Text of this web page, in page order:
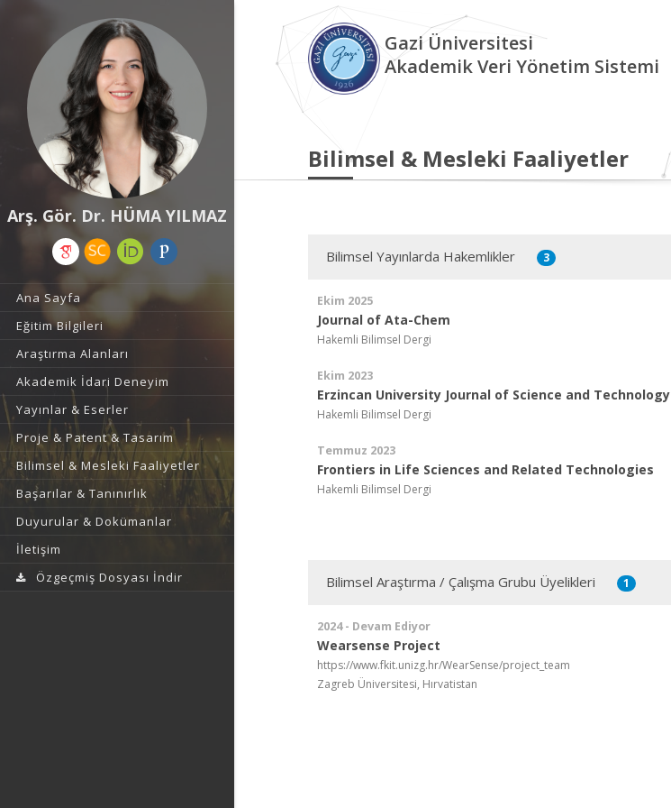
Arş. Gör. Dr. HÜMA YILMAZ
Ana Sayfa
Eğitim Bilgileri
Araştırma Alanları
Akademik İdari Deneyim
Yayınlar & Eserler
Proje & Patent & Tasarım
Bilimsel & Mesleki Faaliyetler
Başarılar & Tanınırlık
Duyurular & Dokümanlar
İletişim
Özgeçmiş Dosyası İndir
Gazi Üniversitesi
Akademik Veri Yönetim Sistemi
Bilimsel & Mesleki Faaliyetler
Bilimsel Yayınlarda Hakemlikler 3
Ekim 2025
Journal of Ata-Chem
Hakemli Bilimsel Dergi
Ekim 2023
Erzincan University Journal of Science and Technology
Hakemli Bilimsel Dergi
Temmuz 2023
Frontiers in Life Sciences and Related Technologies
Hakemli Bilimsel Dergi
Bilimsel Araştırma / Çalışma Grubu Üyelikleri 1
2024 - Devam Ediyor
Wearsense Project
https://www.fkit.unizg.hr/WearSense/project_team
Zagreb Üniversitesi, Hırvatistan